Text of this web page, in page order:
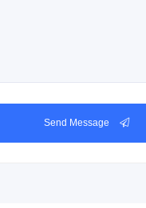
Send Message